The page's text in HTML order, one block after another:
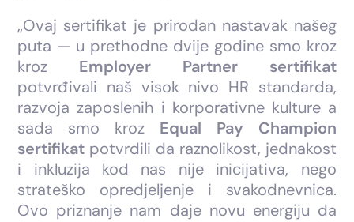
„Ovaj sertifikat je prirodan nastavak našeg
puta — u prethodne dvije godine smo kroz
kroz Employer Partner sertifikat
potvrđivali naš visok nivo HR standarda,
razvoja zaposlenih i korporativne kulture a
sada smo kroz Equal Pay Champion
sertifikat potvrdili da raznolikost, jednakost
i inkluzija kod nas nije inicijativa, nego
strateško opredjeljenje i svakodnevnica.
Ovo priznanje nam daje novu energiju da